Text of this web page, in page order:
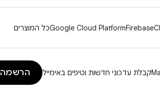
Firebase
Google Cloud Platformכל המוצרים
קבלת עדכוני חדשות וטיפים באימייל הרשמה